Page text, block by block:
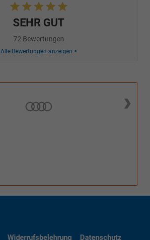
SEHR GUT
72 Bewertungen
Alle Bewertungen anzeigen >
Widerrufsbelehrung Datenschutz